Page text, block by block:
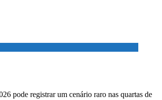
pode registrar um cenário raro nas quartas de